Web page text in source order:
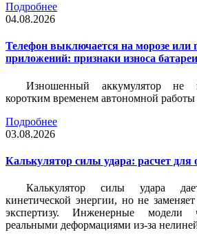
Подробнее
04.08.2026
Телефон выключается на морозе или
приложений: признаки износа батареи
Изношенный аккумулятор не
коротким временем автономной работы
Подробнее
03.08.2026
Калькулятор силы удара: расчет для
Калькулятор силы удара
кинетической энергии, но не
экспертизу. Инженерные модели
реальными деформациями из-за